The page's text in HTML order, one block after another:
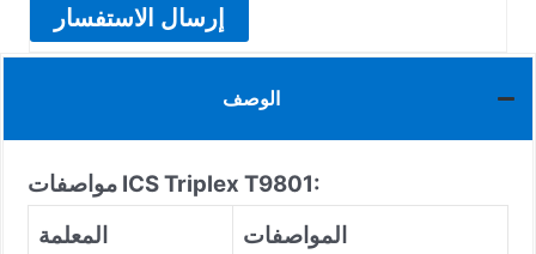
إرسال الاستفسار
الوصف
مواصفات ICS Triplex T9801:
المعلمة
المواصفات